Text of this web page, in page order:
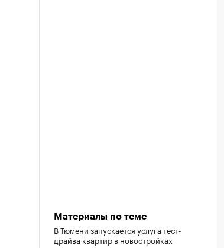
Материалы по теме
В Тюмени запускается услуга тест-
драйва квартир в новостройках